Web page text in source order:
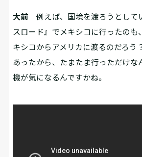
大前 例えば、国境を渡ろうとして
スロード』でメキシコに行ったのも
キシコからアメリカに渡るのだろう
あったから、たまたま行っただけな
機が気になるんですかね。